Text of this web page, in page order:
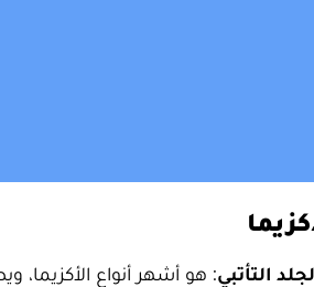
التأتبي: هو أشهر أنواع